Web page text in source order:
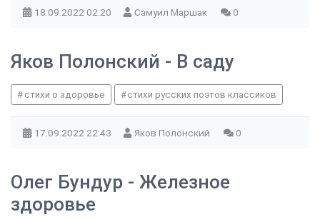
18.09.2022 02:20 Самуил Маршак 0
Яков Полонский - В саду
стихи о здоровье стихи русских поэтов классиков
17.09.2022 22:43 Яков Полонский 0
Олег Бундур - Железное
здоровье